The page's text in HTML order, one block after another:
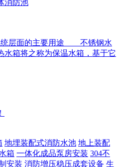
消防池
统层面的主要用途 不锈钢水
水箱将之称为保温水箱，基于它
地埋装配式消防水池 地上装配
箱 一体化成品泵房安装 304不
安装 消防增压稳压成套设备 生